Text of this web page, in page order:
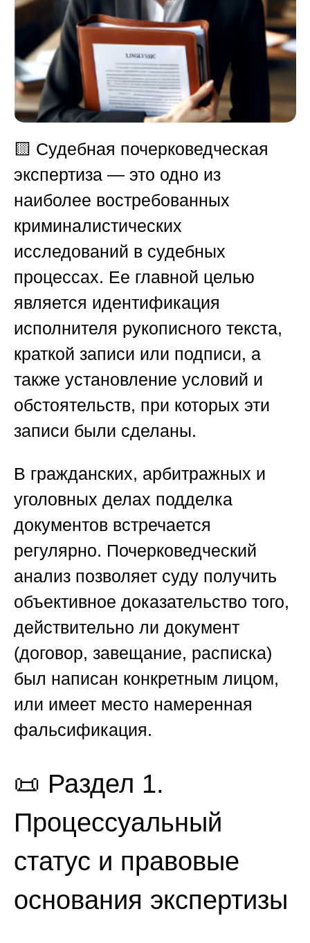
🟨 Судебная почерковедческая
экспертиза — это одно из
наиболее востребованных
криминалистических
исследований в судебных
процессах. Ее главной целью
является идентификация
исполнителя рукописного текста,
краткой записи или подписи, а
также установление условий и
обстоятельств, при которых эти
записи были сделаны.
В гражданских, арбитражных и
уголовных делах подделка
документов встречается
регулярно. Почерковедческий
анализ позволяет суду получить
объективное доказательство того,
действительно ли документ
(договор, завещание, расписка)
был написан конкретным лицом,
или имеет место намеренная
фальсификация.
📜 Раздел 1.
Процессуальный
статус и правовые
основания экспертизы